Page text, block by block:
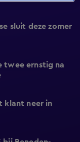
sluit deze zomer
twee ernstig na
klant neer in